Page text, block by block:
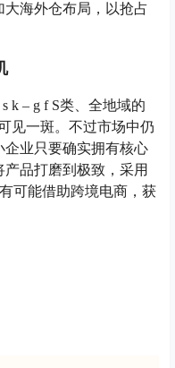
海外仓布局，以抢占
k – g f S类、全地域的
见一斑。不过市场中仍
业只要确实拥有核心
品打磨到极致，采用
可能借助跨境电商，获